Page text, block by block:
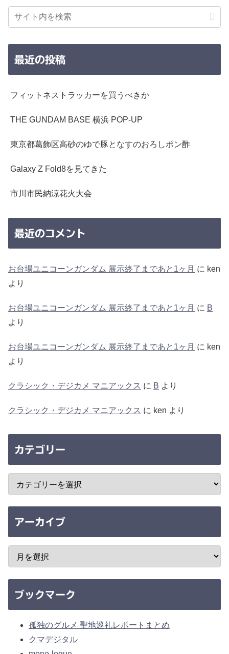
最近の投稿
フィットネストラッカーを買うべきか
THE GUNDAM BASE 横浜 POP-UP
東京都葛飾区高砂のゆで豚となすのおろしポン酢
Galaxy Z Fold8を見てきた
市川市民納涼花火大会
最近のコメント
お台場ユニコーンガンダム 展示終了まであと1ヶ月 に ken
より
お台場ユニコーンガンダム 展示終了まであと1ヶ月 に B
より
お台場ユニコーンガンダム 展示終了まであと1ヶ月 に ken
より
クラシック・デジカメ マニアックス に B より
クラシック・デジカメ マニアックス に ken より
カテゴリー
アーカイブ
ブックマーク
孤独のグルメ 聖地巡礼レポートまとめ
クマデジタル